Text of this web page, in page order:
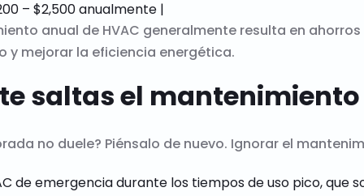
anual de HVAC generalmente resulta en
y mejorar la eficiencia energética.
saltas el mantenimiento
no duele? Piénsalo de nuevo. Ignorar el
de emergencia durante los tiempos de uso pico, que